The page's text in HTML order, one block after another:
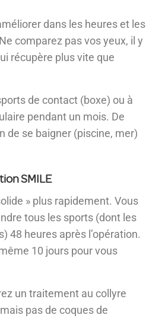
dans les heures et les
comparez pas vos yeux, il y
récupère plus vite que
de contact (boxe) ou à
pendant un mois. De
de se baigner (piscine, mer)
SMILE
» plus rapidement. Vous
tous les sports (dont les
48 heures après l’opération.
10 jours pour vous
un traitement au collyre
pas de coques de